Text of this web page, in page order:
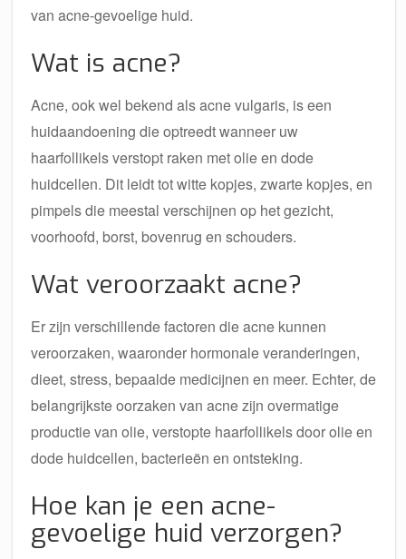
van acne-gevoelige huid.
Wat is acne?
Acne, ook wel bekend als acne vulgaris, is een
huidaandoening die optreedt wanneer uw
haarfollikels verstopt raken met olie en dode
huidcellen. Dit leidt tot witte kopjes, zwarte kopjes, en
pimpels die meestal verschijnen op het gezicht,
voorhoofd, borst, bovenrug en schouders.
Wat veroorzaakt acne?
Er zijn verschillende factoren die acne kunnen
veroorzaken, waaronder hormonale veranderingen,
dieet, stress, bepaalde medicijnen en meer. Echter, de
belangrijkste oorzaken van acne zijn overmatige
productie van olie, verstopte haarfollikels door olie en
dode huidcellen, bacterieën en ontsteking.
Hoe kan je een acne-
gevoelige huid verzorgen?